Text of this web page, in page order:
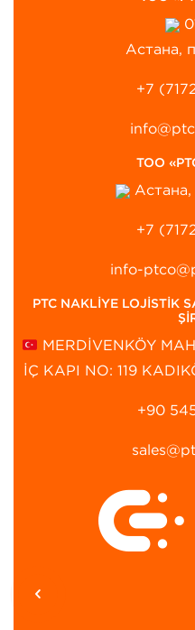
Астана,
+7
ТОО
Астана,
+7
info-
PTC NAKLİYE LOJİSTİK
MERDİVENKÖY
İÇ KAPI NO: 119
+90